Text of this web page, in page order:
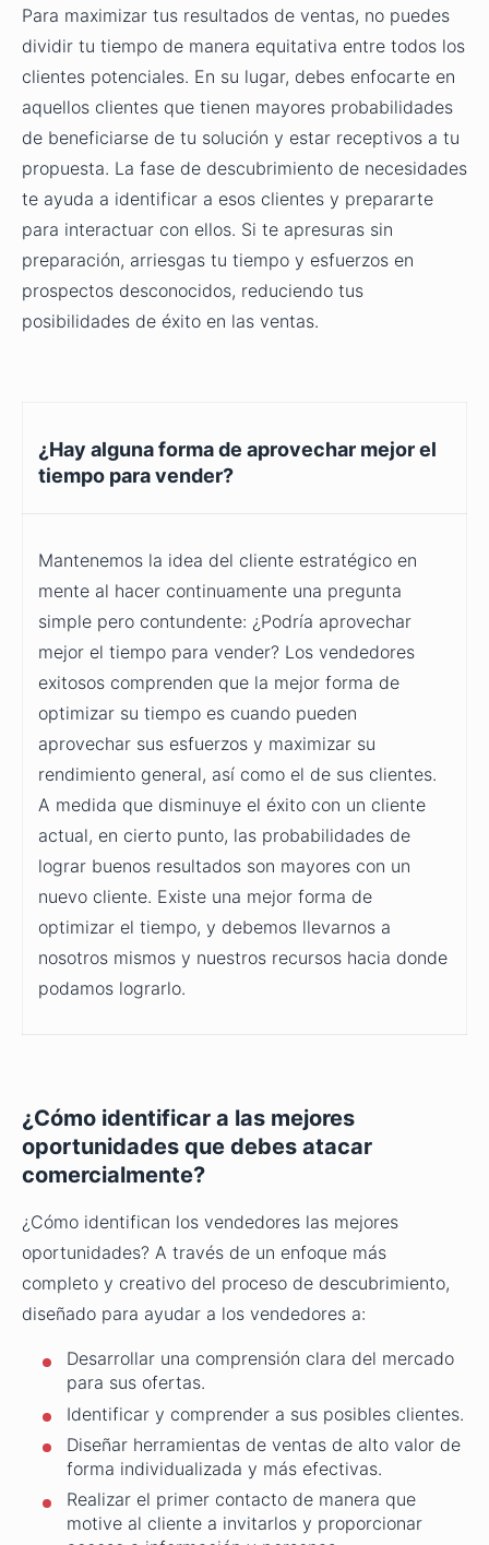
Para maximizar tus resultados de ventas, no puedes
dividir tu tiempo de manera equitativa entre todos los
clientes potenciales. En su lugar, debes enfocarte en
aquellos clientes que tienen mayores probabilidades
de beneficiarse de tu solución y estar receptivos a tu
propuesta. La fase de descubrimiento de necesidades
te ayuda a identificar a esos clientes y prepararte
para interactuar con ellos. Si te apresuras sin
preparación, arriesgas tu tiempo y esfuerzos en
prospectos desconocidos, reduciendo tus
posibilidades de éxito en las ventas.
¿Hay alguna forma de aprovechar mejor el
tiempo para vender?
Mantenemos la idea del cliente estratégico en
mente al hacer continuamente una pregunta
simple pero contundente: ¿Podría aprovechar
mejor el tiempo para vender? Los vendedores
exitosos comprenden que la mejor forma de
optimizar su tiempo es cuando pueden
aprovechar sus esfuerzos y maximizar su
rendimiento general, así como el de sus clientes.
A medida que disminuye el éxito con un cliente
actual, en cierto punto, las probabilidades de
lograr buenos resultados son mayores con un
nuevo cliente. Existe una mejor forma de
optimizar el tiempo, y debemos llevarnos a
nosotros mismos y nuestros recursos hacia donde
podamos lograrlo.
¿Cómo identificar a las mejores
oportunidades que debes atacar
comercialmente?
¿Cómo identifican los vendedores las mejores
oportunidades? A través de un enfoque más
completo y creativo del proceso de descubrimiento,
diseñado para ayudar a los vendedores a:
Desarrollar una comprensión clara del mercado
para sus ofertas.
Identificar y comprender a sus posibles clientes.
Diseñar herramientas de ventas de alto valor de
forma individualizada y más efectivas.
Realizar el primer contacto de manera que
motive al cliente a invitarlos y proporcionar